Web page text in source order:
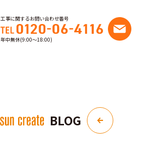
工事に関するお問い合わせ番号
年中無休(9:00〜18:00)
BLOG